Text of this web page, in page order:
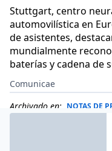
Stuttgart, centro
automovilística en
de asistentes,
mundialmente
baterías y cadena de
Comunicae
Archivado en: NOTAS DE